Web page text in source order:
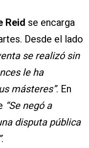
Reid se encarga
Desde el lado
se realizó sin
le ha
másteres”. En
“Se negó a
disputa pública
.